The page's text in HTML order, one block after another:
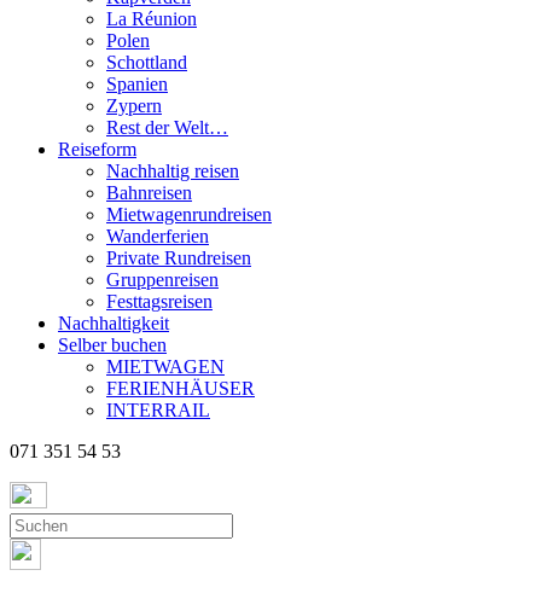
La Réunion
Polen
Schottland
Spanien
Zypern
Rest der Welt…
Reiseform
Nachhaltig reisen
Bahnreisen
Mietwagenrundreisen
Wanderferien
Private Rundreisen
Gruppenreisen
Festtagsreisen
Nachhaltigkeit
Selber buchen
MIETWAGEN
FERIENHÄUSER
INTERRAIL
071 351 54 53